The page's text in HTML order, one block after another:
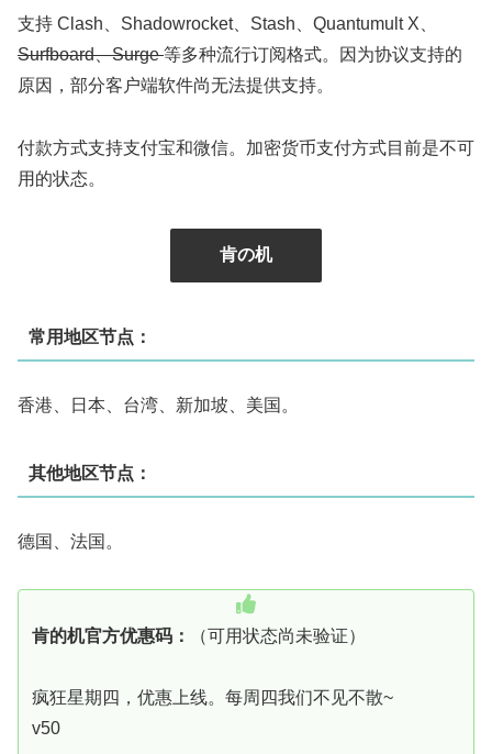
支持 Clash、Shadowrocket、Stash、Quantumult X、
Surfboard、Surge等多种流行订阅格式。因为协议支持的
原因，部分客户端软件尚无法提供支持。
付款方式支持支付宝和微信。加密货币支付方式目前是不可
用的状态。
肯の机
常用地区节点：
香港、日本、台湾、新加坡、美国。
其他地区节点：
德国、法国。
肯的机官方优惠码： （可用状态尚未验证）
疯狂星期四，优惠上线。每周四我们不见不散~
v50